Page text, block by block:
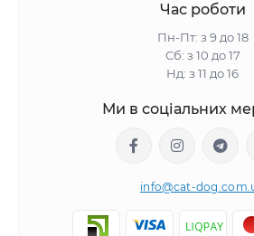
Час роботи
Пн-Пт: з 9 до 18
Сб: з 10 до 17
Нд: з 11 до 16
Ми в соціальних
info@cat-